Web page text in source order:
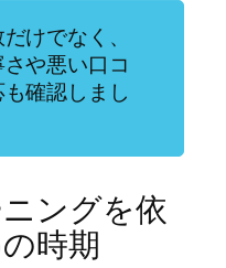
けでなく、
や悪い口コ
確認しまし
ングを依
時期